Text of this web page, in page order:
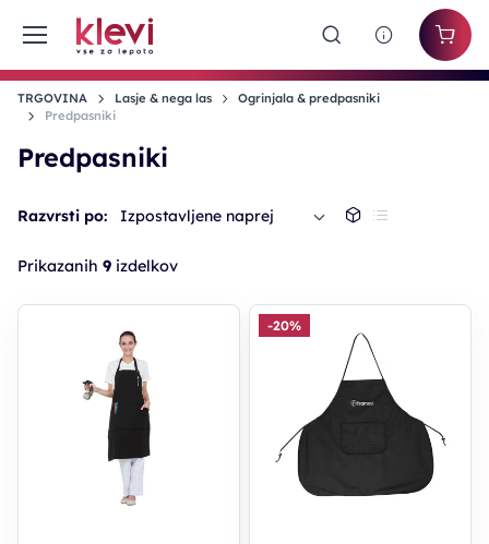
TRGOVINA Lasje & nega las
Ogrinjala & predpasniki
Predpasniki
Predpasniki
Prikazanih 9 izdelkov
Razvrsti po: Izpostavljene naprej
-20%